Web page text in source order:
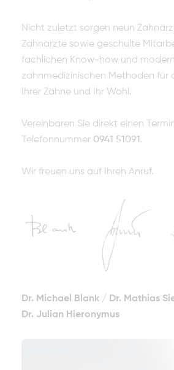
Nicht zuletzt sorgen neun
Zahnärzte sowie geschulte
fachlichen Know-how und
zahnmedizinischen Methoden für
Ihrer Zähne und Ihr Wohl.
Vereinbaren Sie direkt einen
Telefonnummer 0941 51091 .
Wir freuen uns auf Ihren Anruf.
Dr. Michael Blank / Dr. Mathias
Dr. Julian Hieronymus